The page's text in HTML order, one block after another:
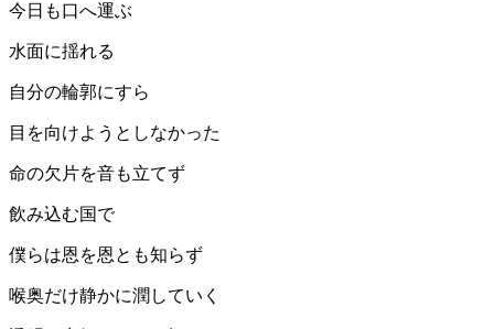
今日も口へ運ぶ
水面に揺れる
自分の輪郭にすら
目を向けようとしなかった
命の欠片を音も立てず
飲み込む国で
僕らは恩を恩とも知らず
喉奥だけ静かに潤していく